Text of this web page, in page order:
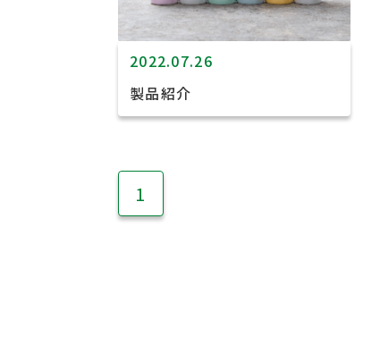
2022.07.26
製品紹介
1